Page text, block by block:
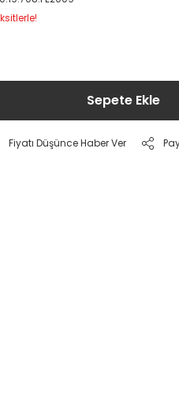
Sepete Ekle
Fiyatı Düşünce Haber Ver